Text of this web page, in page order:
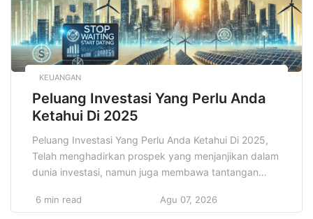
KEUANGAN
Peluang Investasi Yang Perlu Anda
Ketahui Di 2025
Peluang Investasi Yang Perlu Anda Ketahui Di 2025,
Telah menghadirkan prospek yang menjanjikan dalam
dunia investasi, namun juga membawa tantangan
investor, baik yang sudah berpengalaman maupun
6 min read Agu 07, 2026